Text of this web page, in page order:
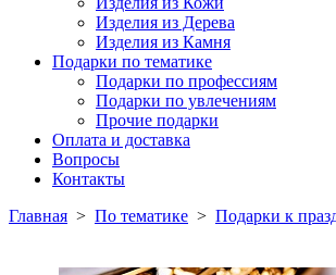
Изделия из Дерева
Изделия из Камня
Подарки по тематике
Подарки по профессиям
Подарки по увлечениям
Прочие подарки
Оплата и доставка
Вопросы
Контакты
Главная > По тематике > Подарки к